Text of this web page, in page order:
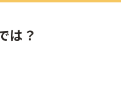
は？